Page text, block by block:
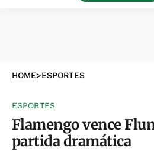
HOME>ESPORTES
ESPORTES
Flamengo vence
partida dramática